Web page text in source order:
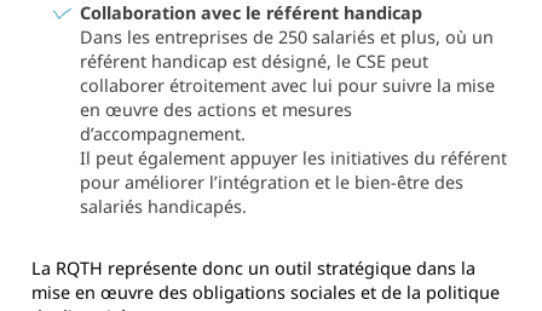
Collaboration avec le référent handicap
Dans les entreprises de 250 salariés et plus, où un
référent handicap est désigné, le CSE peut
collaborer étroitement avec lui pour suivre la mise
en œuvre des actions et mesures
d’accompagnement.
Il peut également appuyer les initiatives du référent
pour améliorer l’intégration et le bien-être des
salariés handicapés.
La RQTH représente donc un outil stratégique dans la
mise en œuvre des obligations sociales et de la politique